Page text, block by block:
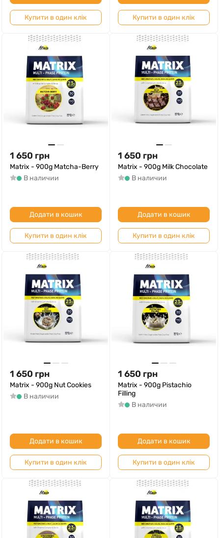
Купити в один клік Купити в один клік
1 650 грн
Matrix - 900g Matcha-Berry
В наличии
Додати в кошик
Купити в один клік
1 650 грн
Matrix - 900g Milk Chocolate
В наличии
Додати в кошик
Купити в один клік
1 650 грн
Matrix - 900g Nut Cookies
В наличии
Додати в кошик
Купити в один клік
1 650 грн
Matrix - 900g Pistachio
Filling
В наличии
Додати в кошик
Купити в один клік